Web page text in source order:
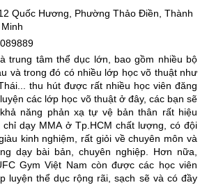
Quốc Hương, Phường Thảo Điền Thành
trung tâm thể dục lớn, bao gồm nhiều bộ
và trong đó có nhiều lớp học võ thuật như
thu hút được rất nhiều học viên đăng
các lớp học võ thuật ở đây, các bạn sẽ
năng phản xạ tự vệ bản thân rất hiệu
dạy MMA ở Tp.HCM chất lượng, có đội
kinh nghiệm, rất giỏi về chuyên môn và
dạy bài bản, chuyên nghiệp. Hơn nữa,
Gym Việt Nam còn được các học viên
luyện thể dục rộng rãi, sạch sẽ và có đầy